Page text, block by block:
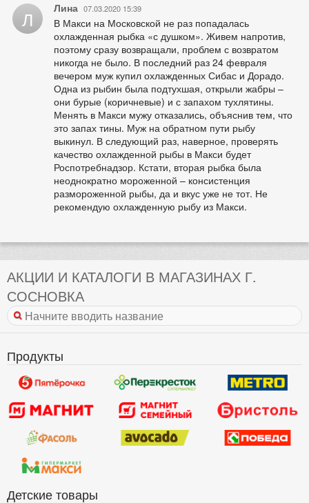
Л Лина 07.03.2020 15:39
В Макси на Московской не раз попадалась
охлажденная рыбка «с душком». Живем напротив,
поэтому сразу возвращали, проблем с возвратом
никогда не было. В последний раз 24 февраля
вечером муж купил охлажденных Сибас и Дорадо.
Одна из рыбин была подтухшая, открыли жабры –
они бурые (коричневые) и с запахом тухлятины.
Менять в Макси мужу отказались, объяснив тем, что
это запах тины. Муж на обратном пути рыбу
выкинул. В следующий раз, наверное, проверять
качество охлажденной рыбы в Макси будет
Роспотребнадзор. Кстати, вторая рыбка была
неоднократно мороженной – консистенция
размороженной рыбы, да и вкус уже не тот. Не
рекомендую охлажденную рыбу из Макси.
АКЦИИ И КАТАЛОГИ В МАГАЗИНАХ Г.
СОСНОВКА
Продукты
Детские товары